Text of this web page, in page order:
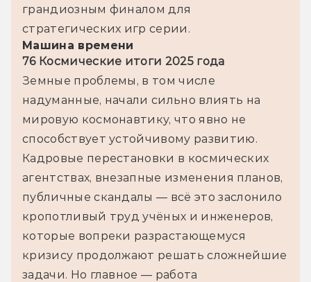
грандиозным финалом для
стратегических игр серии.
Машина времени
76 Космические итоги 2025 года
Земные проблемы, в том числе
надуманные, начали сильно влиять на
мировую космонавтику, что явно не
способствует устойчивому развитию.
Кадровые перестановки в космических
агентствах, внезапные изменения планов,
публичные скандалы — всё это заслонило
кропотливый труд учёных и инженеров,
которые вопреки разрастающемуся
кризису продолжают решать сложнейшие
задачи. Но главное — работа